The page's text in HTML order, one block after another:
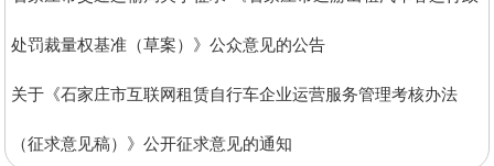
处罚裁量权基准（草案）》公众意见的公告
关于《石家庄市互联网租赁自行车企业运营服务管理考核办法
（征求意见稿）》公开征求意见的通知